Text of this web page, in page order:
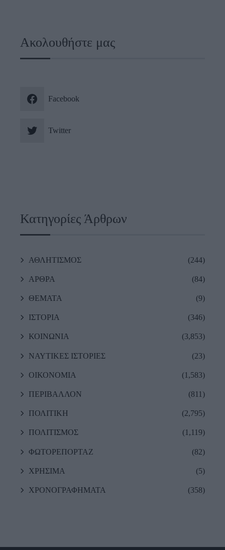
Ακολουθήστε μας
Facebook
Twitter
Κατηγορίες Άρθρων
ΑΘΛΗΤΙΣΜΟΣ (244)
ΑΡΘΡΑ (84)
ΘΕΜΑΤΑ (9)
ΙΣΤΟΡΙΑ (346)
ΚΟΙΝΩΝΙΑ (3,853)
ΝΑΥΤΙΚΕΣ ΙΣΤΟΡΙΕΣ (23)
ΟΙΚΟΝΟΜΙΑ (1,583)
ΠΕΡΙΒΑΛΛΟΝ (811)
ΠΟΛΙΤΙΚΗ (2,795)
ΠΟΛΙΤΙΣΜΟΣ (1,119)
ΦΩΤΟΡΕΠΟΡΤΑΖ (82)
ΧΡΗΣΙΜΑ (5)
ΧΡΟΝΟΓΡΑΦΗΜΑΤΑ (358)